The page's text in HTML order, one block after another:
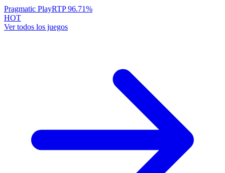
Pragmatic PlayRTP96.71%
HOT
Ver todos los juegos